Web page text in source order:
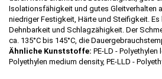
Isolationsfähigkeit und gutes Gleitverhalten
niedriger Festigkeit, Härte und Steifigkeit.
Dehnbarkeit und Schlagzähigkeit. Der
ca. 135°C bis 145°C, die
Ähnliche Kunststoffe: PE-LD - Polyethylen
Polyethylen medium density, PE-LLD -